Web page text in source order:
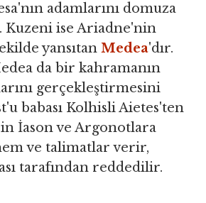
adamlarını domuza
Kuzeni ise Ariadne'nin
yansıtan Medea'dır.
da bir kahramanın
gerçekleştirmesini
babası Kolhisli Aietes'ten
İason ve Argonotlara
ve talimatlar verir,
tarafından reddedilir.